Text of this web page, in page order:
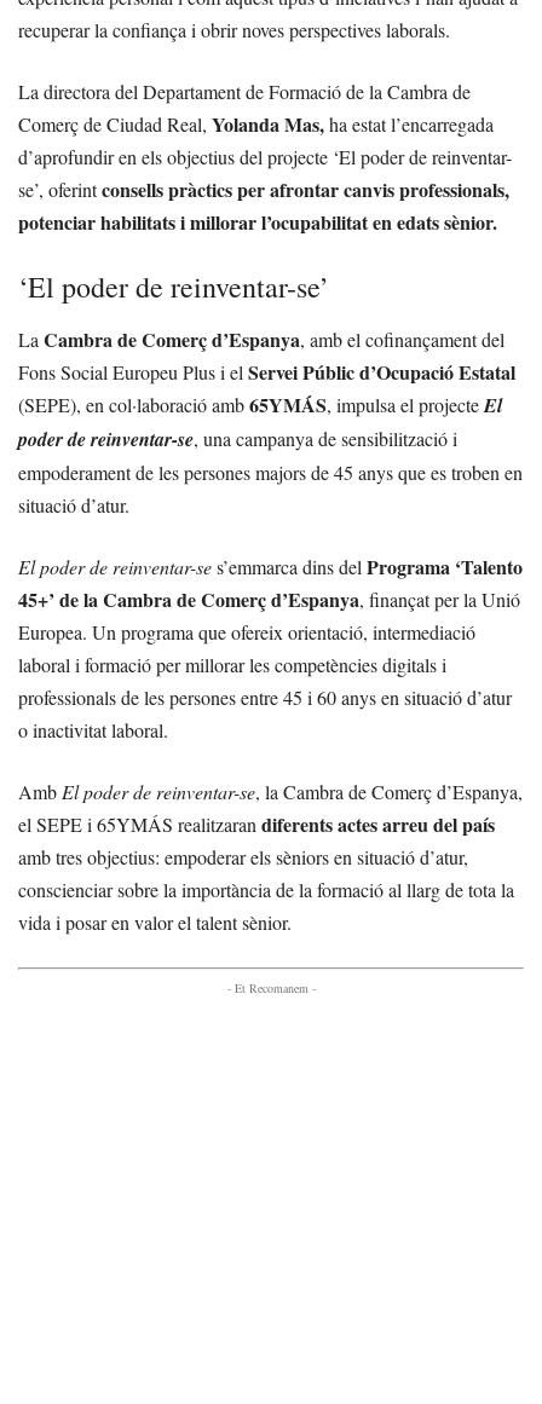
recuperar la confiança i obrir noves perspectives laborals.
La directora del Departament de Formació de la Cambra de
Comerç de Ciudad Real, Yolanda Mas,ha estat l’encarregada
d’aprofundir en els objectius del projecte ‘El poder de reinventar-
se’, oferintconsells pràctics per afrontar canvis professionals,
potenciar habilitats i millorar l’ocupabilitat en edats sènior.
‘El poder de reinventar-se’
LaCambra de Comerç d’Espanya, amb el cofinançament del
Fons Social Europeu Plus i elServei Públic d’Ocupació Estatal
(SEPE), en col·laboració amb65YMÁS, impulsa el projecteEl
poder de reinventar-se, una campanya de sensibilització i
empoderament de les persones majors de 45 anys que es troben en
situació d’atur.
El poder de reinventar-ses’emmarca dins delPrograma ‘Talento
45+’ de la Cambra de Comerç d’Espanya, finançat per la Unió
Europea. Un programa que ofereix orientació, intermediació
laboral i formació per millorar les competències digitals i
professionals de les persones entre 45 i 60 anys en situació d’atur
o inactivitat laboral.
AmbEl poder de reinventar-se, la Cambra de Comerç d’Espanya,
el SEPE i 65YMÁS realitzarandiferents actes arreu del país
amb tres objectius: empoderar els sèniors en situació d’atur,
conscienciar sobre la importància de la formació al llarg de tota la
vida i posar en valor el talent sènior.
- Et Recomanem -